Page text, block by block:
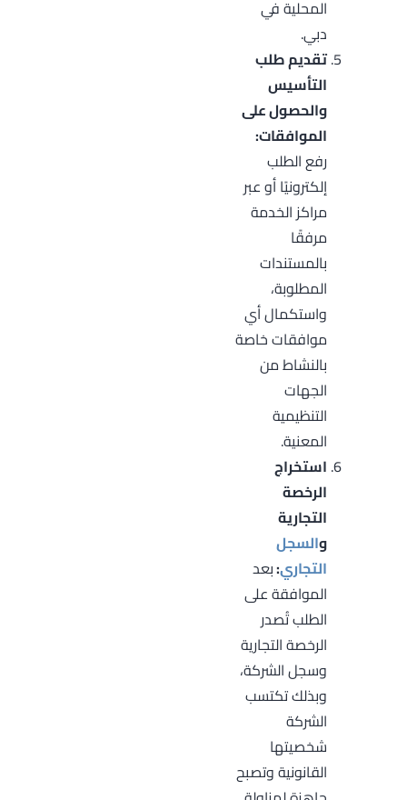
المحلية في
دبي.
تقديم طلب
التأسيس
والحصول على
الموافقات:
رفع الطلب
إلكترونيًا أو عبر
مراكز الخدمة
مرفقًا
بالمستندات
المطلوبة،
واستكمال أي
موافقات خاصة
بالنشاط من
الجهات
التنظيمية
المعنية.
استخراج
الرخصة
التجارية
والسجل
التجاري:بعد
الموافقة على
الطلب تُصدر
الرخصة التجارية
وسجل الشركة،
وبذلك تكتسب
الشركة
شخصيتها
القانونية وتصبح